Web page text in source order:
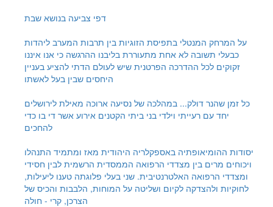
דפי צביעה בנושא שבת
על המרחק המנטלי בתפיסת הזוגיות בין תרבות המערב ליהדות
כבעלי תשובה לא אחת מתעוררת בליבנו ההרגשה כי אנו איננו
זקוקים לכל ההדרכה הפרטנית שיש לעולם הדתי להציע בעניין
היחסים שבין בעל לאשתו
כל זמן שהנר דולק... במהלכה של נסיעה ארוכה מאילת לירושלים
יחד עם רעייתי וילדי בני ביתי הקטנים אירוע אשר די בו כדי
להחכים
יסודות ההומיאופתיה באספקלריה היהודית מאז ומתמיד התנהלו
ויכוחים מרים בין מצדדי הרפואה הממסדית הרשמית לבין חסידי
ומצדדי הרפואה האלטרנטיבית. שני בעלי פלוגתה טענו ליעילות,
לחוקיות ולהצדקה לקיום ושליטה על המוחות, הלבבות והכיס של
הצרכן, קרי - חולה